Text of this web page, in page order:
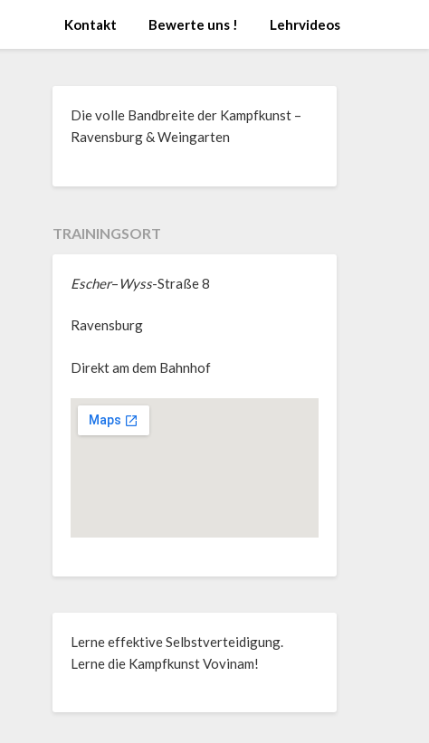
Kontakt Bewerte uns ! Lehrvideos
Die volle Bandbreite der Kampfkunst –
Ravensburg & Weingarten
TRAININGSORT
Escher–Wyss-Straße 8
Ravensburg
Direkt am dem Bahnhof
Lerne effektive Selbstverteidigung.
Lerne die Kampfkunst Vovinam!